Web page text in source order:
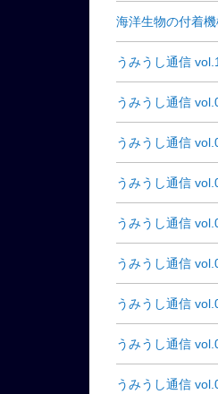
海洋生物の付着
うみうし通信
うみうし通信
うみうし通信
うみうし通信
うみうし通信
うみうし通信
うみうし通信
うみうし通信
うみうし通信